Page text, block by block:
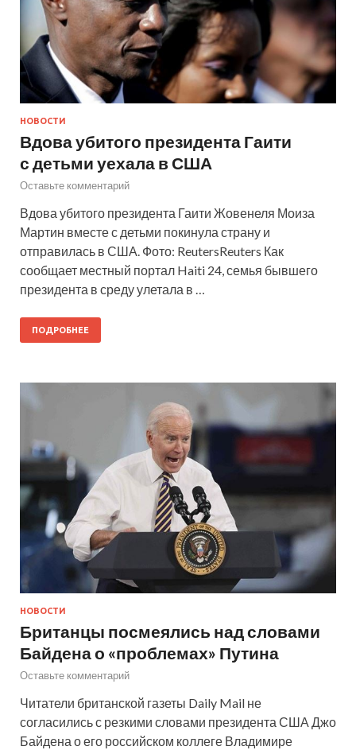
НОВОСТИ
Вдова убитого президента Гаити
с детьми уехала в США
Оставьте комментарий
Вдова убитого президента Гаити Жовенеля Моиза
Мартин вместе с детьми покинула страну и
отправилась в США. Фото: ReutersReuters Как
сообщает местный портал Haiti 24, семья бывшего
президента в среду улетала в …
ПОДРОБНЕЕ
НОВОСТИ
Британцы посмеялись над словами
Байдена о «проблемах» Путина
Оставьте комментарий
Читатели британской газеты Daily Mail не
согласились с резкими словами президента США Джо
Байдена о его российском коллеге Владимире